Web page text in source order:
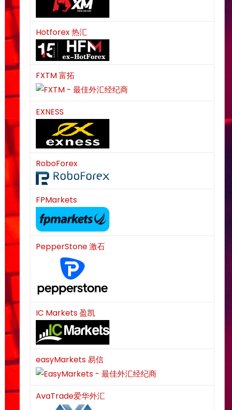
Hotforex 热汇
FXTM 富拓
EXNESS
RoboForex
FPMarkets
PepperStone 激石
IC Markets 盈凯
easyMarkets 易信
AvaTrade爱华外汇